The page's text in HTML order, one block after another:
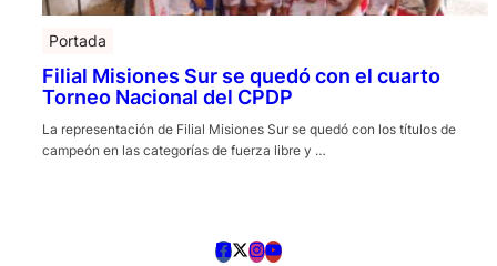
Portada
Filial Misiones Sur se quedó con el cuarto
Torneo Nacional del CPDP
La representación de Filial Misiones Sur se quedó con los títulos de
campeón en las categorías de fuerza libre y …